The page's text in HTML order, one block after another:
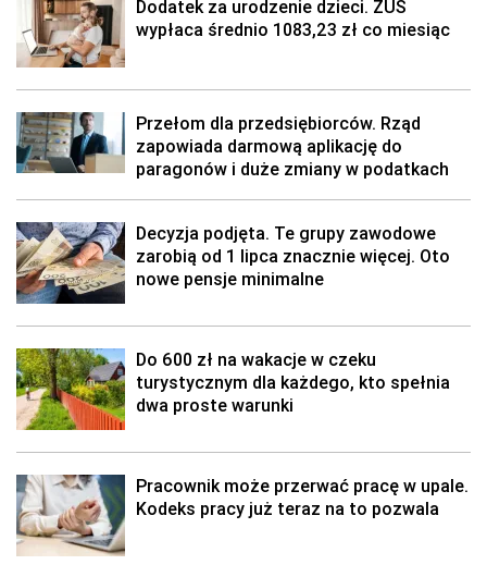
Dodatek za urodzenie dzieci. ZUS
wypłaca średnio 1083,23 zł co miesiąc
Przełom dla przedsiębiorców. Rząd
zapowiada darmową aplikację do
paragonów i duże zmiany w podatkach
Decyzja podjęta. Te grupy zawodowe
zarobią od 1 lipca znacznie więcej. Oto
nowe pensje minimalne
Do 600 zł na wakacje w czeku
turystycznym dla każdego, kto spełnia
dwa proste warunki
Pracownik może przerwać pracę w upale.
Kodeks pracy już teraz na to pozwala